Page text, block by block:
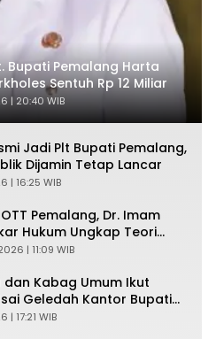
Bupati Pemalang Harta
Sentuh Rp 12 Miliar
| 20:40 WIB
Jadi Plt Bupati Pemalang,
Dijamin Tetap Lancar
| 16:25 WIB
Pemalang, Dr. Imam
Hukum Ungkap Teori
| 11:09 WIB
dan Kabag Umum Ikut
Geledah Kantor Bupati
| 17:21 WIB